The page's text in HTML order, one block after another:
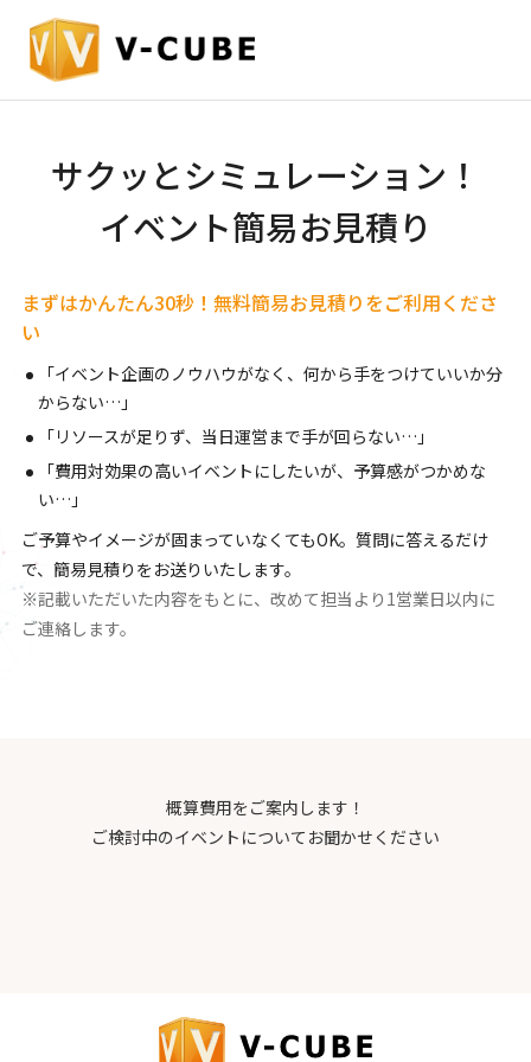
サクッとシミュレーション！
イベント簡易お見積り
まずはかんたん30秒！無料簡易お見積りをご利用くださ
い
「イベント企画のノウハウがなく、何から手をつけていいか分
からない…」
「リソースが足りず、当日運営まで手が回らない…」
「費用対効果の高いイベントにしたいが、予算感がつかめな
い…」
ご予算やイメージが固まっていなくてもOK。質問に答えるだけ
で、簡易見積りをお送りいたします。
※記載いただいた内容をもとに、改めて担当より1営業日以内に
ご連絡します。
概算費用をご案内します！
ご検討中のイベントについてお聞かせください